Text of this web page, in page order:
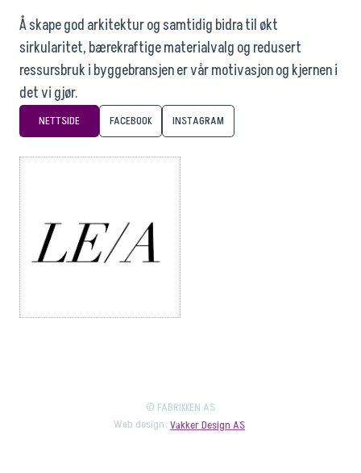
Å skape god arkitektur og samtidig bidra til økt
sirkularitet, bærekraftige materialvalg og redusert
ressursbruk i byggebransjen er vår motivasjon og kjernen i
det vi gjør.
NETTSIDE FACEBOOK INSTAGRAM
© FABRIKKEN AS
Web design: Vakker Design AS